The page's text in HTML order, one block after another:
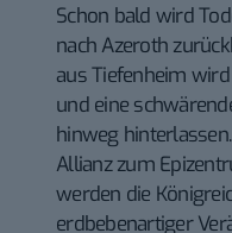
Schon bald wird
nach Azeroth
aus Tiefenheim
und eine
hinweg
Allianz zum
werden die
erdbebenartiger